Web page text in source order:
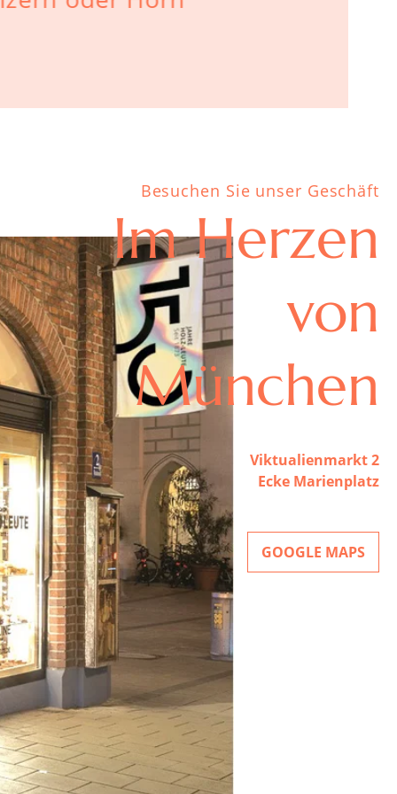
Besuchen Sie unser Geschäft
Im Herzen
von
München
Viktualienmarkt 2
Ecke Marienplatz
GOOGLE MAPS